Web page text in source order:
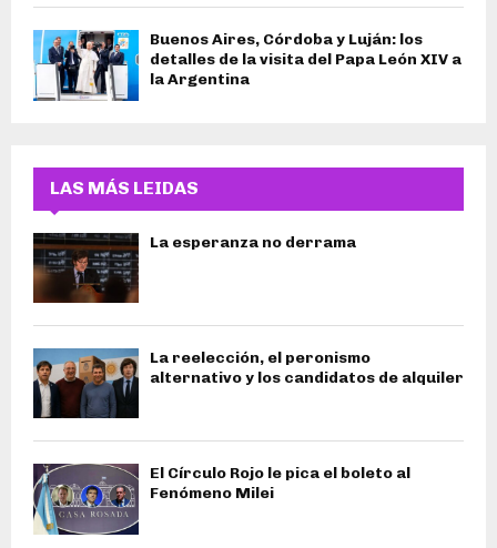
Buenos Aires, Córdoba y Luján: los
detalles de la visita del Papa León XIV a
la Argentina
LAS MÁS LEIDAS
La esperanza no derrama
La reelección, el peronismo
alternativo y los candidatos de alquiler
El Círculo Rojo le pica el boleto al
Fenómeno Milei